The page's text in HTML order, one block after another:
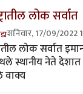
लोक सर्वात
शनिवार, 17/09/2022
toगेल्या आठ
लोक सर्वात
स्थानीय नेते देशात